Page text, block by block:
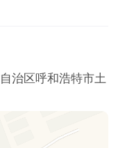
治区呼和浩特市土